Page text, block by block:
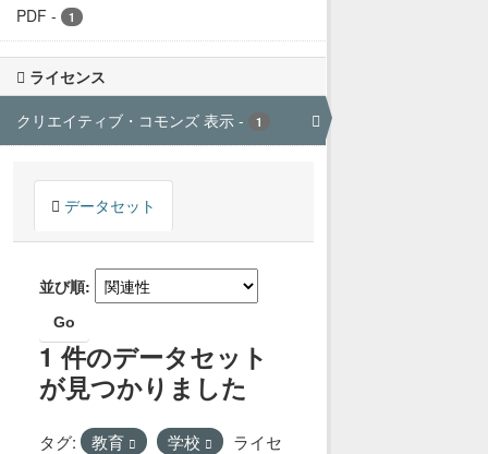
PDF - 1
ライセンス
クリエイティブ・コモンズ 表示 - 1
データセット
並び順
Go
1 件のデータセット
が見つかりました
タグ: 教育 学校
ライセ